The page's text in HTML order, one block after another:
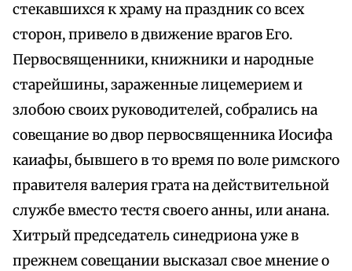
стекавшихся к храму на праздник со всех
сторон, привело в движение врагов Его.
Первосвященники, книжники и народные
старейшины, зараженные лицемерием и
злобою своих руководителей, собрались на
совещание во двор первосвященника Иосифа
каиафы, бывшего в то время по воле римского
правителя валерия грата на действительной
службе вместо тестя своего анны, или анана.
Хитрый председатель синедриона уже в
прежнем совещании высказал свое мнение о